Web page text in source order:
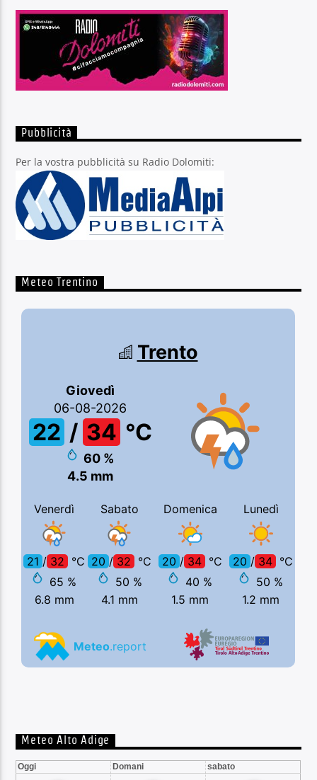
Pubblicità
Per la vostra pubblicità su Radio Dolomiti:
Meteo Trentino
Meteo Alto Adige
Oggi Domani sabato